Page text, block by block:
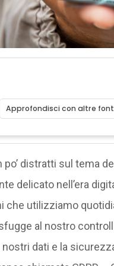
Approfondisci con altre
distratti sul tema
delicato nell’era
che utilizziamo
al nostro
dati e la